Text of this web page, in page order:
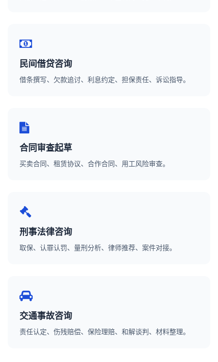
民间借贷咨询
借条撰写、欠款追讨、利息约定、担保责任、诉讼指导。
合同审查起草
买卖合同、租赁协议、合作合同、用工风险审查。
刑事法律咨询
取保、认罪认罚、量刑分析、律师推荐、案件对接。
交通事故咨询
责任认定、伤残赔偿、保险理赔、和解谈判、材料整理。